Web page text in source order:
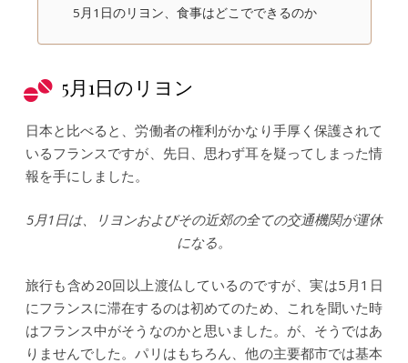
5月1日のリヨン、食事はどこでできるのか
5月1日のリヨン
日本と比べると、労働者の権利がかなり手厚く保護されて
いるフランスですが、先日、思わず耳を疑ってしまった情
報を手にしました。
5月1日は、リヨンおよびその近郊の全ての交通機関が運休
になる。
旅行も含め20回以上渡仏しているのですが、実は5月1日
にフランスに滞在するのは初めてのため、これを聞いた時
はフランス中がそうなのかと思いました。が、そうではあ
りませんでした。パリはもちろん、他の主要都市では基本